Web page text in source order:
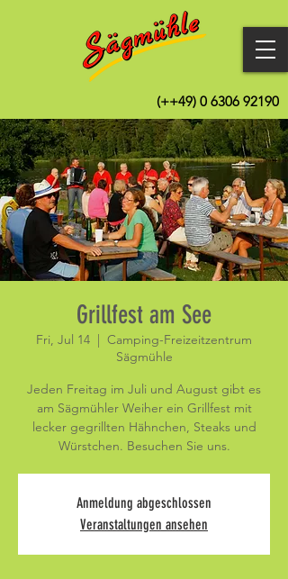
(++49) 0 6306 92190
Grillfest am See
Fri, Jul 14
  |
Camping-Freizeitzentrum
Sägmühle
Jeden Freitag im Juli und August gibt es
am Sägmühler Weiher ein Grillfest mit
lecker gegrillten Hähnchen, Steaks und
Würstchen. Besuchen Sie uns.
Anmeldung abgeschlossen
Veranstaltungen ansehen